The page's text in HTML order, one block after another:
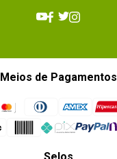
Meios de Pagamentos